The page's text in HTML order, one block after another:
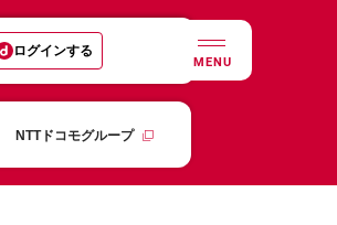
ログインする
MENU
NTTドコモグループ